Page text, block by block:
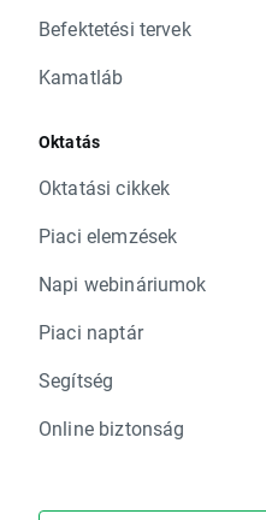
Befektetési tervek
Kamatláb
Oktatás
Oktatási cikkek
Piaci elemzések
Napi webináriumok
Piaci naptár
Segítség
Online biztonság